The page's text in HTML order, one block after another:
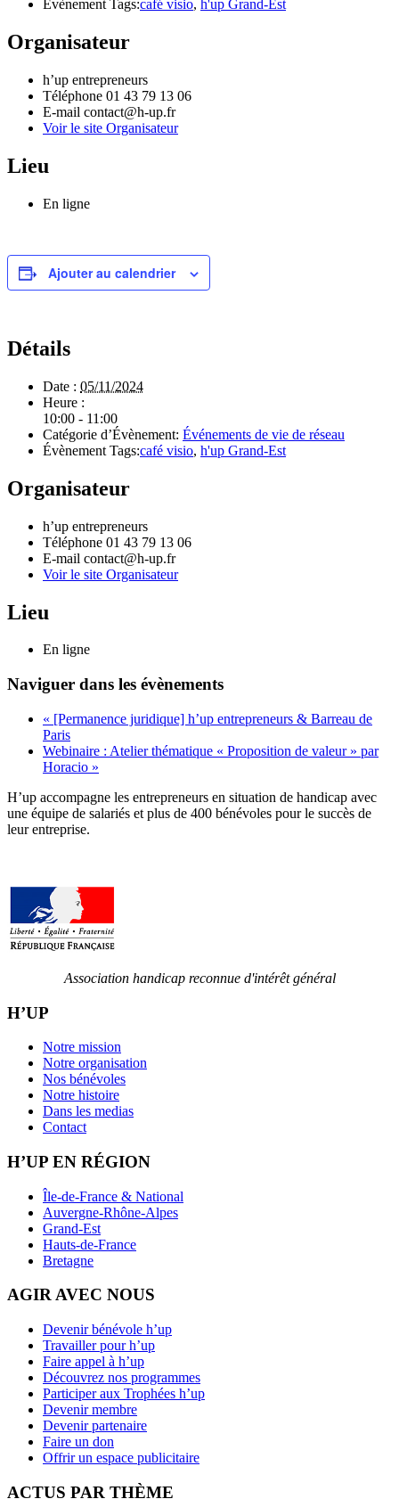
Évènement Tags:café visio, h'up Grand-Est
Organisateur
h’up entrepreneurs
Téléphone 01 43 79 13 06
E-mail contact@h-up.fr
Voir le site Organisateur
Lieu
En ligne
Ajouter au calendrier
Détails
Date : 05/11/2024
Heure :
10:00 - 11:00
Catégorie d’Évènement: Événements de vie de réseau
Évènement Tags:café visio, h'up Grand-Est
Organisateur
h’up entrepreneurs
Téléphone 01 43 79 13 06
E-mail contact@h-up.fr
Voir le site Organisateur
Lieu
En ligne
Naviguer dans les évènements
« [Permanence juridique] h’up entrepreneurs & Barreau de
Paris
Webinaire : Atelier thématique « Proposition de valeur » par
Horacio »
H’up accompagne​​ les entrepreneurs en situation de handicap avec
une équipe de salariés et plus de 400 bénévoles pour le succès de
leur entreprise.
Association handicap reconnue d'intérêt général
H’UP
Notre mission
Notre organisation
Nos bénévoles
Notre histoire
Dans les medias
Contact
H’UP EN RÉGION
Île-de-France & National
Auvergne-Rhône-Alpes
Grand-Est
Hauts-de-France
Bretagne
AGIR AVEC NOUS
Devenir bénévole h’up
Travailler pour h’up
Faire appel à h’up
Découvrez nos programmes
Participer aux Trophées h’up
Devenir membre
Devenir partenaire
Faire un don
Offrir un espace publicitaire
ACTUS PAR THÈME